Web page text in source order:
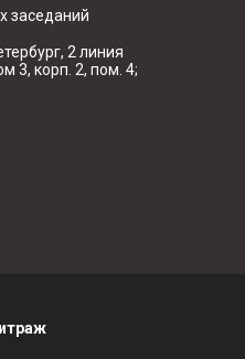
заседаний
2 линия
3, корп. 2, пом. 4;